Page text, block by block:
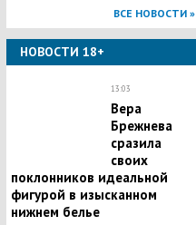
ВСЕ НОВОСТИ »
НОВОСТИ 18+
13:03
Вера
Брежнева
сразила
своих
поклонников идеальной
фигурой в изысканном
нижнем белье